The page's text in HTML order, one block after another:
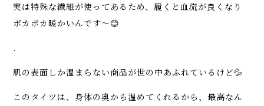
実は特殊な繊維が使ってあるため、履くと血流が良くなり
ポカポカ暖かいんです〜😊
.
肌の表面しか温まらない商品が世の中あふれているけど💦
このタイツは、身体の奥から温めてくれるから、最高なん